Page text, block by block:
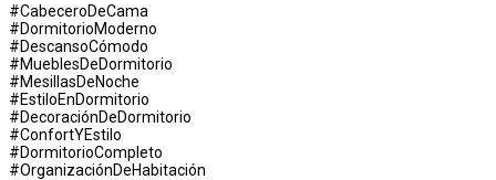
#CabeceroDeCama
#DormitorioModerno
#DescansoCómodo
#MueblesDeDormitorio
#MesillasDeNoche
#EstiloEnDormitorio
#DecoraciónDeDormitorio
#ConfortYEstilo
#DormitorioCompleto
#OrganizaciónDeHabitación